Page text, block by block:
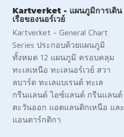
Kartverket - แผนภูมิการเดิน
เรือของนอร์เวย์
Kartverket - General Chart
Series ประกอบด้วยแผนภูมิ
ทั้งหมด 12 แผนภูมิ ครอบคลุม
ทะเลเหนือ ทะเลนอร์เวย์ สวา
ลบาร์ด ทะเลแบเรนต์ ทะเล
กรีนแลนด์ ไอซ์แลนด์ กรีนแลนด์
ตะวันออก แอตแลนติกเหนือ และ
แอนตาร์กติกา